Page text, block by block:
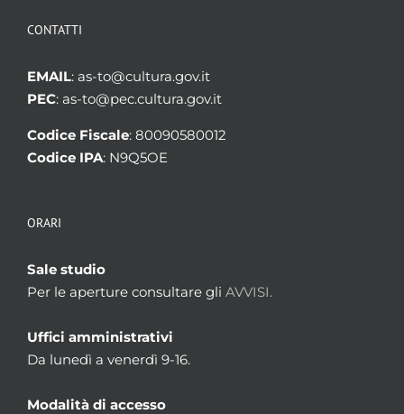
CONTATTI
EMAIL: as-to@cultura.gov.it
PEC: as-to@pec.cultura.gov.it
Codice Fiscale: 80090580012
Codice IPA: N9Q5OE
ORARI
Sale studio
Per le aperture consultare gli AVVISI.
Uffici amministrativi
Da lunedì a venerdì 9-16.
Modalità di accesso